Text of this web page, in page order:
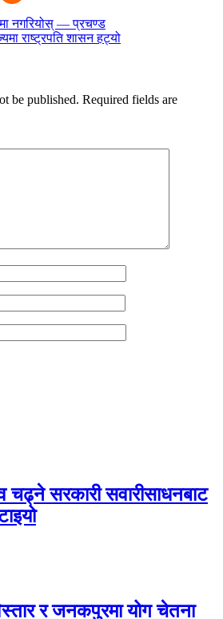
नगरियोस् — प्रचण्ड
राष्ट्रपति शासन हट्यो
be published. Required fields are
चढ्ने सरकारी सवारीसाधनबाट
र जनकपुरमा योग चेतना